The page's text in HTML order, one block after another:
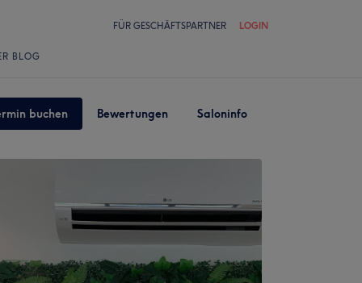
FÜR GESCHÄFTSPARTNER LOGIN
BLOG
buchen Bewertungen Saloninfo